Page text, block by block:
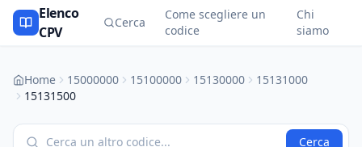
Elenco
CPV
Cerca
Come scegliere un
codice
Chi
siamo
Home 15000000 15100000 15130000
15131000
15131500
Cerca